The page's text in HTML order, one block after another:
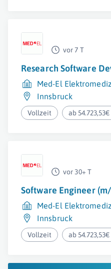
vor 7 T
Research Software
Med-El
Innsbruck
Vollzeit ab
vor 30+ T
Software Engineer
Med-El
Innsbruck
Vollzeit ab